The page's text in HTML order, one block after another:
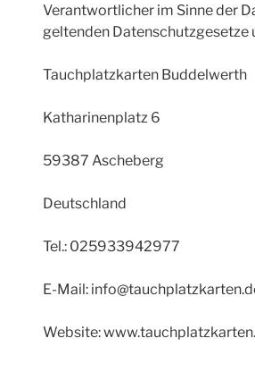
Verantwortlicher im Sinne der
geltenden
Tauchplatzkarten Buddelwerth
Katharinenplatz 6
59387 Ascheberg
Deutschland
Tel.: 025933942977
E-Mail:
Website: